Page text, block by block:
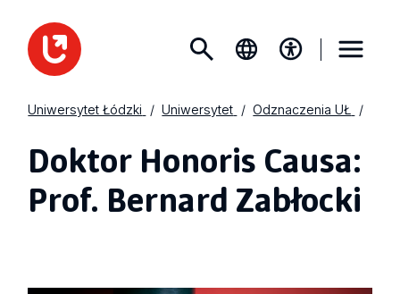
Uniwersytet Łódzki Uniwersytet Odznaczenia UŁ
Doktor Honoris Causa:
Prof. Bernard Zabłocki